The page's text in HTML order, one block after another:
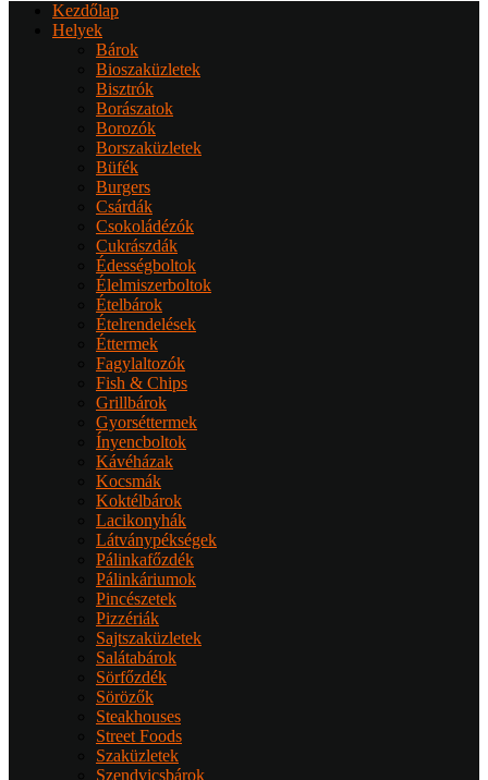
Kezdőlap
Helyek
Bárok
Bioszaküzletek
Bisztrók
Borászatok
Borozók
Borszaküzletek
Büfék
Burgers
Csárdák
Csokoládézók
Cukrászdák
Édességboltok
Élelmiszerboltok
Ételbárok
Ételrendelések
Éttermek
Fagylaltozók
Fish & Chips
Grillbárok
Gyorséttermek
Ínyencboltok
Kávéházak
Kocsmák
Koktélbárok
Lacikonyhák
Látványpékségek
Pálinkafőzdék
Pálinkáriumok
Pincészetek
Pizzériák
Sajtszaküzletek
Salátabárok
Sörfőzdék
Sörözők
Steakhouses
Street Foods
Szaküzletek
Szendvicsbárok